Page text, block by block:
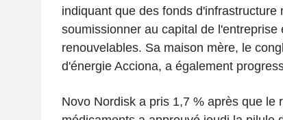
indiquant que des fonds d'infrastructure
soumissionner au capital de l'entreprise
renouvelables. Sa maison mère, le
d'énergie Acciona, a également
Novo Nordisk a pris 1,7 % après que le